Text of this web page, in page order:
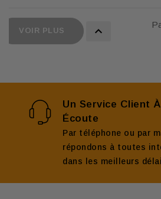
VOIR PLUS 
Un Service Client
Écoute
Par téléphone ou par
répondons à toutes
dans les meilleurs